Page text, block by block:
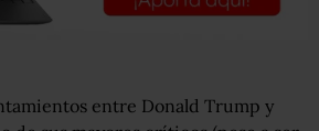
entre Donald Trump y